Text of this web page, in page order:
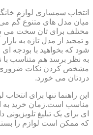
انتخاب سمساری لوازم
میان مدل های متنوع گم
مختلف برای تان سخت می
و تمجید از مدل تازه به
شود که بخواهید با بودجه
به نظر برسد هم متناسب با
مشخص کردن نکات ضروری
دردتان می خورد.
این راهنما تنها برای انتخاب
مناسب است.زمان خرید به
ای برای یک تبلیغ
که ممکن است لوازم را بسته